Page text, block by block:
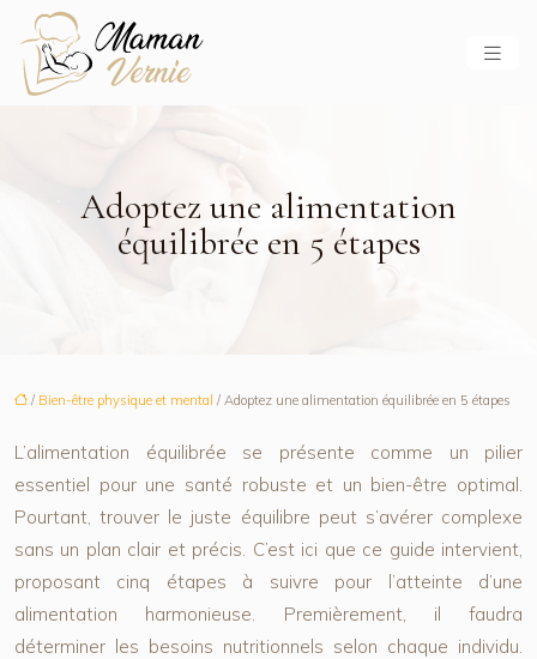
Adoptez une alimentation
équilibrée en 5 étapes
/ Bien-être physique et mental / Adoptez une alimentation équilibrée en 5 étapes
L’alimentation équilibrée se présente comme un pilier
essentiel pour une santé robuste et un bien-être optimal.
Pourtant, trouver le juste équilibre peut s’avérer complexe
sans un plan clair et précis. C’est ici que ce guide intervient,
proposant cinq étapes à suivre pour l’atteinte d’une
alimentation harmonieuse. Premièrement, il faudra
déterminer les besoins nutritionnels selon chaque individu.